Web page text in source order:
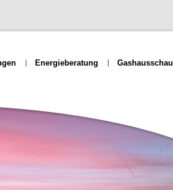
Energieberatung Gashausschau